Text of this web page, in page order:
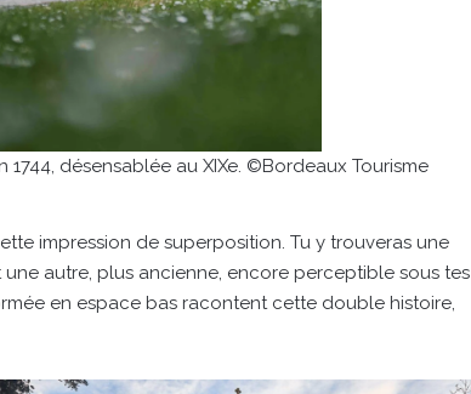
désensablée au XIXe. ©Bordeaux Tourisme
impression de superposition. Tu y trouveras une
autre, plus ancienne, encore perceptible sous tes
en espace bas racontent cette double histoire,